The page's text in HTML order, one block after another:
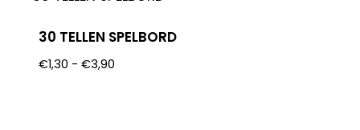
30 TELLEN SPELBORD
€1,30 - €3,90